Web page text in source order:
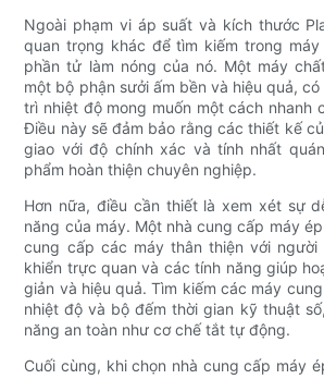
Ngoài phạm vi áp suất và kích thước
quan trọng khác để tìm kiếm trong
phần tử làm nóng của nó. Một máy
một bộ phận sưởi ấm bền và hiệu quả,
trì nhiệt độ mong muốn một cách nhanh
Điều này sẽ đảm bảo rằng các thiết kế
giao với độ chính xác và tính nhất
phẩm hoàn thiện chuyên nghiệp.
Hơn nữa, điều cần thiết là xem xét sự
năng của máy. Một nhà cung cấp máy
cung cấp các máy thân thiện với
khiển trực quan và các tính năng giúp
giản và hiệu quả. Tìm kiếm các máy
nhiệt độ và bộ đếm thời gian kỹ thuật
năng an toàn như cơ chế tắt tự động.
Cuối cùng, khi chọn nhà cung cấp máy